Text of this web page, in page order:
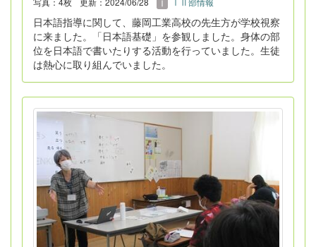
日本語指導に関して、藤岡工業高校の先生方が学校視察
に来ました。「日本語基礎」を参観しました。身体の部
位を日本語で書いたりする活動を行っていました。生徒
は熱心に取り組んでいました。